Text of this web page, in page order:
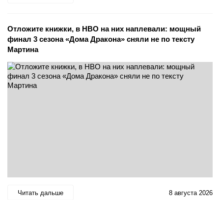
Отложите книжки, в HBO на них наплевали: мощный
финал 3 сезона «Дома Дракона» сняли не по тексту
Мартина
Читать дальше 8 августа 2026